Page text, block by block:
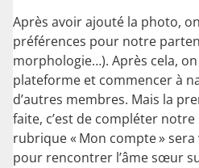
Après avoir ajouté la photo,
préférences pour notre
morphologie…). Après cela,
plateforme et commencer à
d’autres membres. Mais la
faite, c’est de compléter
rubrique « Mon compte »
pour rencontrer l’âme sœur